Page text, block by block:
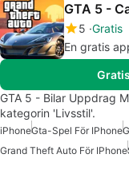
GTA 5 -
5 Gratis
En gratis
GTA 5 - Bilar Uppdrag
kategorin 'Livsstil'.
iPhoneGta-Spel För IPhone
Grand Theft Auto För IPhone